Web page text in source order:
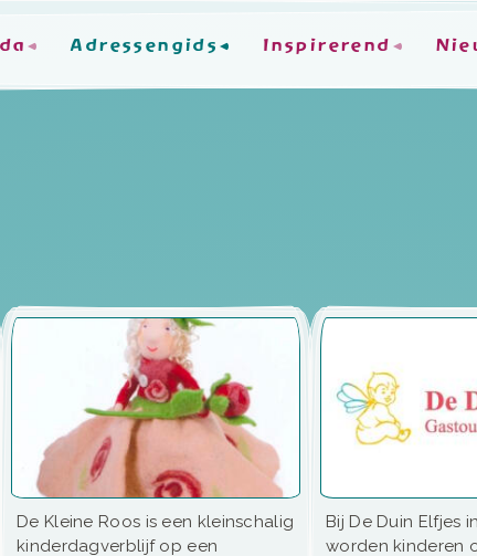
Adressengids Inspirerend
De Kleine Roos is een kleinschalig
kinderdagverblijf op een
Bij De Duin Elfjes
worden kinderen